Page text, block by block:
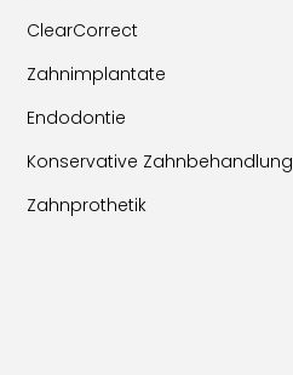
ClearCorrect
Zahnimplantate
Endodontie
Konservative Zahnbehandlung
Zahnprothetik